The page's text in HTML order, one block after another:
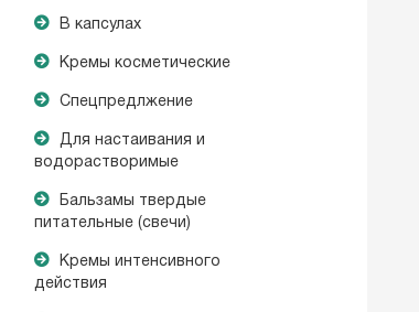
В капсулах
Кремы косметические
Спецпредлжение
Для настаивания и
водорастворимые
Бальзамы твердые
питательные (свечи)
Кремы интенсивного
действия